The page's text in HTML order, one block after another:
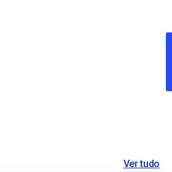
Ver tudo